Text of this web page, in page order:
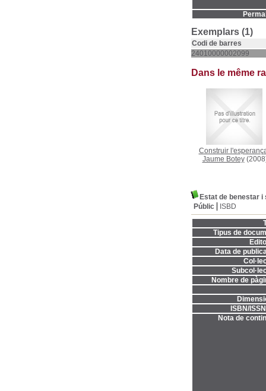
Exemplars (1)
Codi de barres
24010000002099
Dans le même
Construir
Jaume Botey
Estat de benestar i
Públic
ISBD
Tipus de
Data de
Nombre de
ISBN/
Nota de